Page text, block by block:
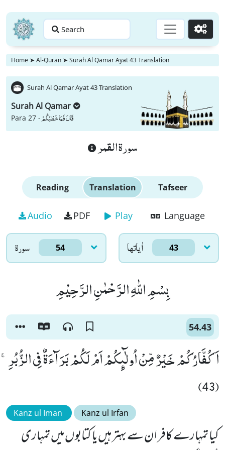
Search Go
Home ➤ Al-Quran ➤ Surah Al Qamar Ayat 43 Translation
Surah Al Qamar Ayat 43 Translation
Surah Al Qamar
Para 27 -قَالَ فَمَا خَطْبُكُمْ
سورة القمر
Reading Translation Tafseer
Audio PDF Play Language
سورۃ 54 اٰياتها 43
بِسْمِ اللّٰهِ الرَّحْمٰنِ الرَّحِیْمِ
54.43
اَكُفَّارُكُمْ خَیْرٌ مِّنْ اُولٰٓىٕكُمْ اَمْ لَكُمْ بَرَآءَةٌ فِی الزُّبُرِۚ
(43)
Kanz ul Iman Kanz ul Irfan
کیا تمہارے کافر ان سے بہتر ہیں یا کتابوں میں تمہاری